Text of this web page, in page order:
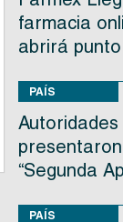
farmacia
abrirá
PAÍS
“Segunda
PAÍS